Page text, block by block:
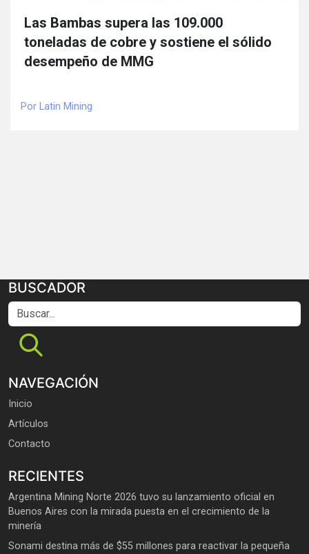
Las Bambas supera las 109.000
toneladas de cobre y sostiene el sólido
desempeño de MMG
Por Latin Mining
BUSCADOR
Buscar...
NAVEGACIÓN
Inicio
Artículos
Contacto
RECIENTES
Argentina Mining Norte 2026 tuvo su lanzamiento oficial en
Buenos Aires con la mirada puesta en el crecimiento de la
minería
Sonami destina más de $55 millones para reactivar la pequeña